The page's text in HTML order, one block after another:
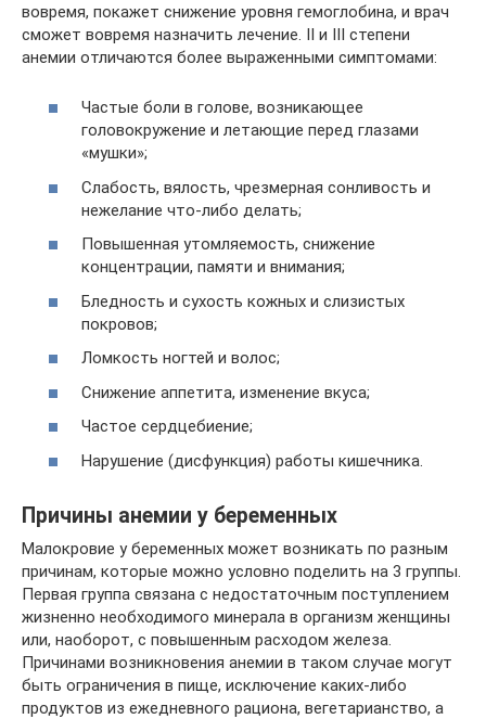
вовремя, покажет снижение уровня гемоглобина, и врач
сможет вовремя назначить лечение. II и III степени
анемии отличаются более выраженными симптомами:
Частые боли в голове, возникающее
головокружение и летающие перед глазами
«мушки»;
Слабость, вялость, чрезмерная сонливость и
нежелание что-либо делать;
Повышенная утомляемость, снижение
концентрации, памяти и внимания;
Бледность и сухость кожных и слизистых
покровов;
Ломкость ногтей и волос;
Снижение аппетита, изменение вкуса;
Частое сердцебиение;
Нарушение (дисфункция) работы кишечника.
Причины анемии у беременных
Малокровие у беременных может возникать по разным
причинам, которые можно условно поделить на 3 группы.
Первая группа связана с недостаточным поступлением
жизненно необходимого минерала в организм женщины
или, наоборот, с повышенным расходом железа.
Причинами возникновения анемии в таком случае могут
быть ограничения в пище, исключение каких-либо
продуктов из ежедневного рациона, вегетарианство, а